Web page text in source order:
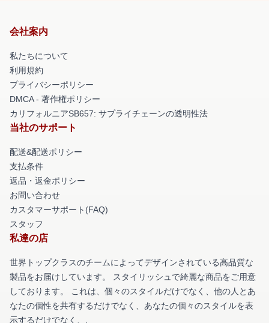
会社案内
私たちについて
利用規約
プライバシーポリシー
DMCA - 著作権ポリシー
カリフォルニアSB657: サプライチェーンの透明性法
当社のサポート
配送&配送ポリシー
支払条件
返品・返金ポリシー
お問い合わせ
カスタマーサポート(FAQ)
スタッフ
私達の店
世界トップクラスのチームによってデザインされている高品質な
製品をお届けしています。 スタイリッシュで綺麗な商品をご用意
しております。 これは、個々のスタイルだけでなく、他の人とあ
なたの個性を共有するだけでなく、あなたの個々のスタイルを表
示するだけでなく、.